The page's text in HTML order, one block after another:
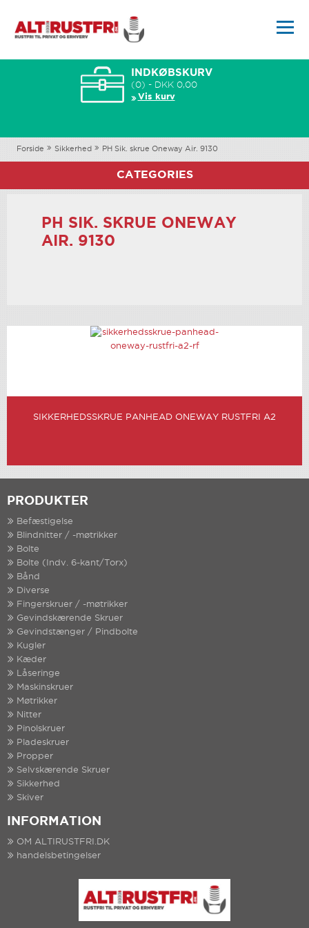
INDKØBSKURV
(0) - DKK 0,00
Vis kurv
Forside Sikkerhed PH Sik. skrue Oneway Air. 9130
CATEGORIES
PH SIK. SKRUE ONEWAY
AIR. 9130
SIKKERHEDSSKRUE PANHEAD ONEWAY RUSTFRI A2
PRODUKTER
Befæstigelse
Blindnitter / -møtrikker
Bolte
Bolte (Indv. 6-kant/Torx)
Bånd
Diverse
Fingerskruer / -møtrikker
Gevindskærende Skruer
Gevindstænger / Pindbolte
Kugler
Kæder
Låseringe
Maskinskruer
Møtrikker
Nitter
Pinolskruer
Pladeskruer
Propper
Selvskærende Skruer
Sikkerhed
Skiver
INFORMATION
OM ALTIRUSTFRI.DK
handelsbetingelser